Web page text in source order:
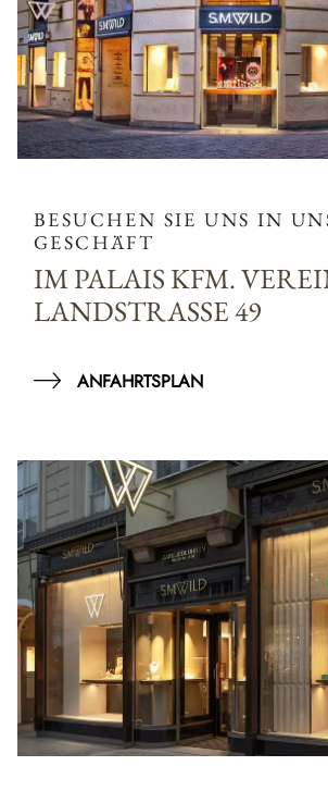
BESUCHEN SIE UNS IN
GESCHÄFT
IM PALAIS KFM.
LANDSTRASSE 49
ANFAHRTSPLAN